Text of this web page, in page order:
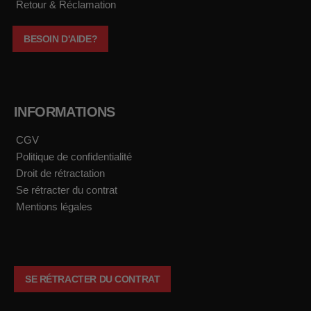
Retour & Réclamation
BESOIN D'AIDE?
INFORMATIONS
CGV
Politique de confidentialité
Droit de rétractation
Se rétracter du contrat
Mentions légales
SE RÉTRACTER DU CONTRAT